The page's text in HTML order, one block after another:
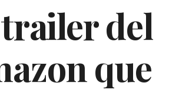
trailer del
que